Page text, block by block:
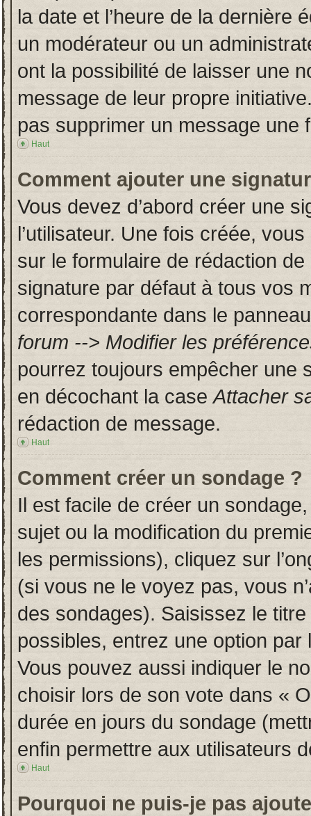
la date et l’heure de la dernière
un modérateur ou un
ont la possibilité de laisser une
message de leur propre
pas supprimer un message une
Haut
Comment ajouter une
Vous devez d’abord créer une
l’utilisateur. Une fois créée,
sur le formulaire de rédaction
signature par défaut à tous vos
correspondante dans le
forum --> Modifier les
pourrez toujours empêcher une
en décochant la caseAttacher
rédaction de message.
Haut
Comment créer un sondage ?
Il est facile de créer un
sujet ou la modification du
les permissions), cliquez sur
(si vous ne le voyez pas, vous
des sondages). Saisissez le
possibles, entrez une option
Vous pouvez aussi indiquer le
choisir lors de son vote dans «
durée en jours du sondage
enfin permettre aux utilisateurs
Haut
Pourquoi ne puis-je pas